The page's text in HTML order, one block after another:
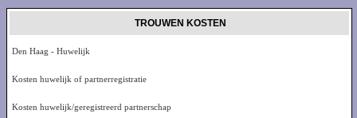
TROUWEN KOSTEN
Den Haag - Huwelijk
Kosten huwelijk of partnerregistratie
Kosten huwelijk/geregistreerd partnerschap